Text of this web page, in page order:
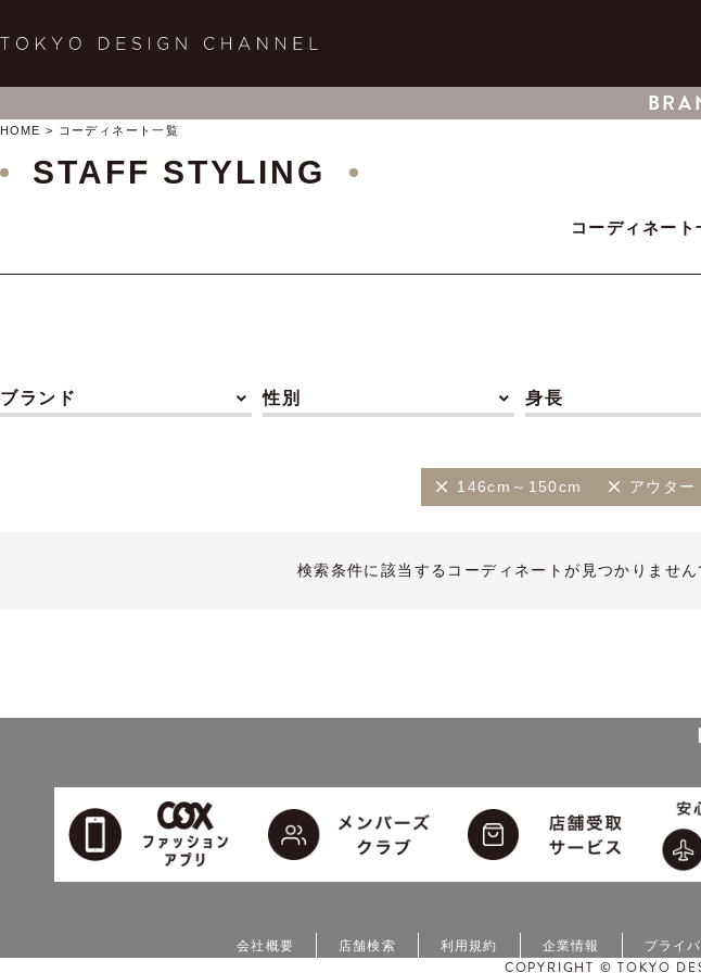
HOME コーディネート一覧
STAFF STYLING
コーディネート
ブランド 性別 身長
146cm～150cm アウター
検索条件に該当するコーディネートが見つかりませ
会社概要 店舗検索 利用規約 企業情報 プライ
COPYRIGHT © TOKYO